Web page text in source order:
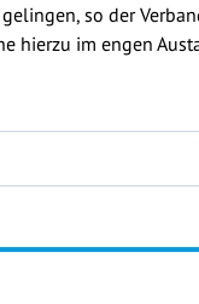
so der
hierzu im engen